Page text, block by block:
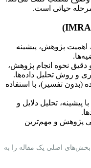
حیاتی است.
پژوهش، پیشینه
دقیق نحوه انجام پژوهش،
و روش تحلیل داده‌ها.
(بدون تفسیر)، با استفاده
پیشینه، تحلیل دلایل و
پژوهش و مهم‌ترین
بخش‌های اصلی یک مقاله را به